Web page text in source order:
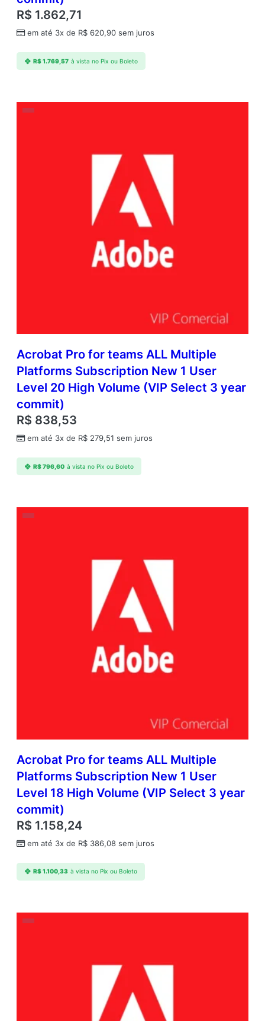
R$ 1.862,71
em até 3x de R$ 620,90 sem juros
R$1.769,57 à vista no Pix ou Boleto
Acrobat Pro for teams ALL Multiple
Platforms Subscription New 1 User
Level 20 High Volume (VIP Select 3 year
commit)
R$ 838,53
em até 3x de R$ 279,51 sem juros
R$796,60 à vista no Pix ou Boleto
Acrobat Pro for teams ALL Multiple
Platforms Subscription New 1 User
Level 18 High Volume (VIP Select 3 year
commit)
R$ 1.158,24
em até 3x de R$ 386,08 sem juros
R$1.100,33 à vista no Pix ou Boleto